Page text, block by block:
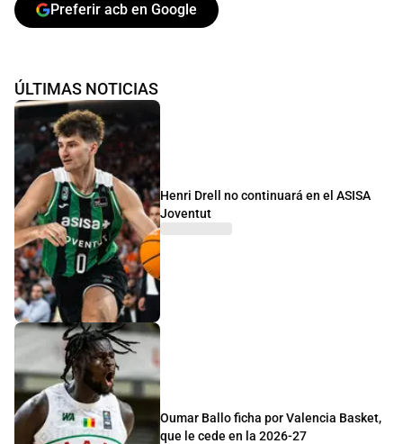
Preferir acb en Google
ÚLTIMAS NOTICIAS
Henri Drell no continuará en el ASISA
Joventut
Oumar Ballo ficha por Valencia Basket,
que le cede en la 2026-27